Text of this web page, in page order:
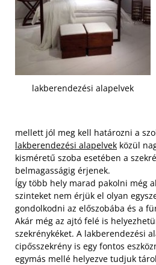
lakberendezési alapelvek
mellett jól meg kell határozni a
lakberendezési alapelvek közül
kisméretű szoba esetében a
belmagasságig érjenek.
Így több hely marad pakolni még
szinteket nem érjük el olyan
gondolkodni az előszobába és a
Akár még az ajtó felé is
szekrénykéket. A lakberendezési
cipősszekrény is egy fontos
egymás mellé helyezve tudjuk